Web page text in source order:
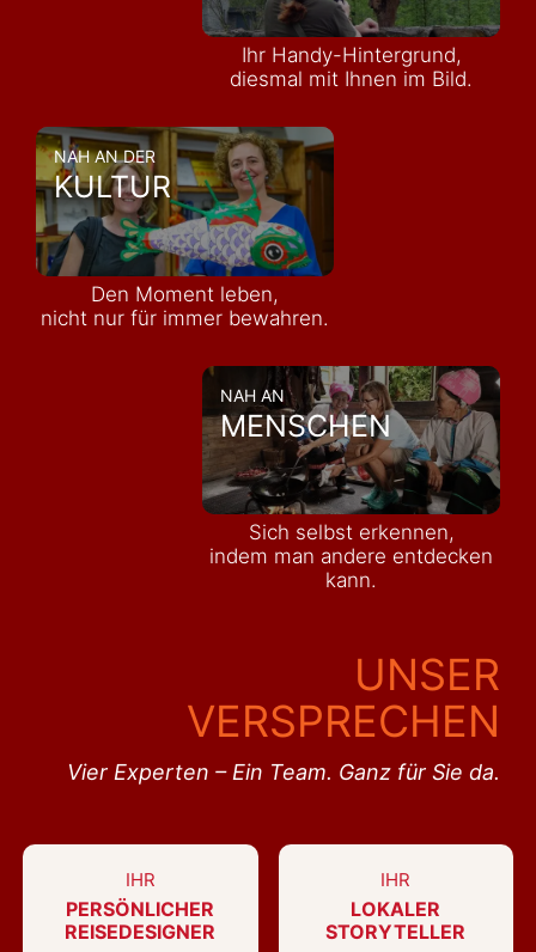
Ihr Handy-Hintergrund,
diesmal mit Ihnen im Bild.
NAH AN DER
KULTUR
Den Moment leben,
nicht nur für immer bewahren.
NAH AN
MENSCHEN
Sich selbst erkennen,
indem man andere entdecken
kann.
UNSER
VERSPRECHEN
Vier Experten – Ein Team. Ganz für Sie da.
IHR
PERSÖNLICHER
REISEDESIGNER
IHR
LOKALER
STORYTELLER